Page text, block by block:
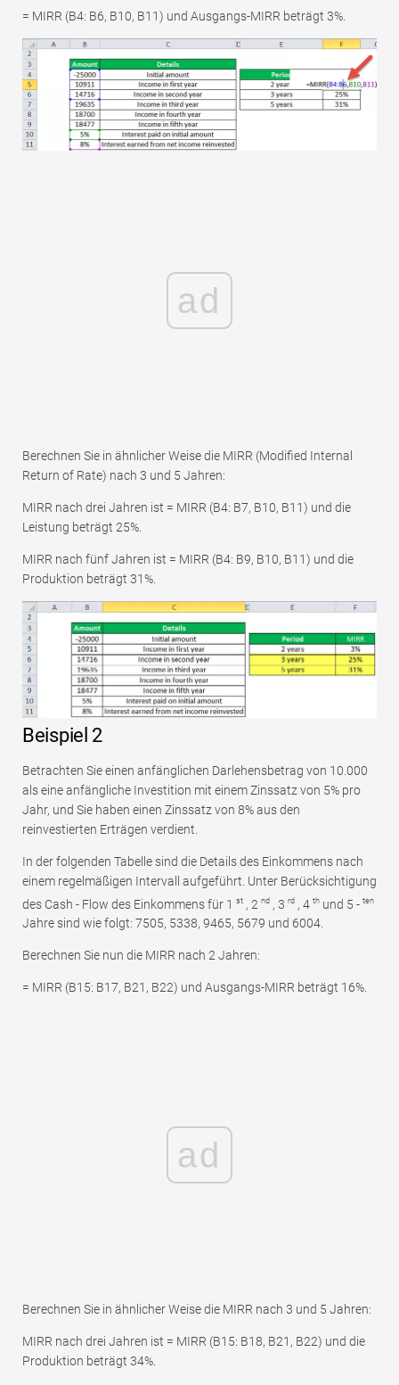
= MIRR (B4: B6, B10, B11) und Ausgangs-MIRR beträgt 3%.
ad
Berechnen Sie in ähnlicher Weise die MIRR (Modified Internal
Return of Rate) nach 3 und 5 Jahren:
MIRR nach drei Jahren ist = MIRR (B4: B7, B10, B11) und die
Leistung beträgt 25%.
MIRR nach fünf Jahren ist = MIRR (B4: B9, B10, B11) und die
Produktion beträgt 31%.
Beispiel 2
Betrachten Sie einen anfänglichen Darlehensbetrag von 10.000
als eine anfängliche Investition mit einem Zinssatz von 5% pro
Jahr, und Sie haben einen Zinssatz von 8% aus den
reinvestierten Erträgen verdient.
In der folgenden Tabelle sind die Details des Einkommens nach
einem regelmäßigen Intervall aufgeführt. Unter Berücksichtigung
des Cash - Flow des Einkommens für 1 st , 2 nd , 3 rd , 4 th und 5 - ten
Jahre sind wie folgt: 7505, 5338, 9465, 5679 und 6004.
Berechnen Sie nun die MIRR nach 2 Jahren:
= MIRR (B15: B17, B21, B22) und Ausgangs-MIRR beträgt 16%.
ad
Berechnen Sie in ähnlicher Weise die MIRR nach 3 und 5 Jahren:
MIRR nach drei Jahren ist = MIRR (B15: B18, B21, B22) und die
Produktion beträgt 34%.